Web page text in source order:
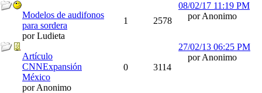
Modelos de audifonos
para sordera
por Ludieta
1 2578
08/02/17 11:19 PM
por Anonimo
Artículo
CNNExpansión
México
por Anonimo
0 3114
27/02/13 06:25 PM
por Anonimo